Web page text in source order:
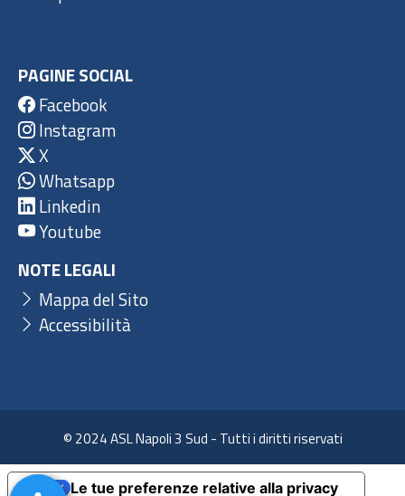
PAGINE SOCIAL
Facebook
Instagram
X
Whatsapp
Linkedin
Youtube
NOTE LEGALI
Mappa del Sito
Accessibilità
© 2024 ASL Napoli 3 Sud - Tutti i diritti riservati
Le tue preferenze relative alla privacy